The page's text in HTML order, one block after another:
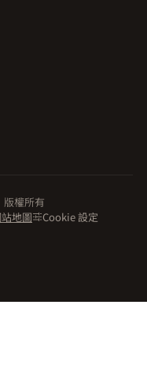
權所有
地圖 Cookie 設定